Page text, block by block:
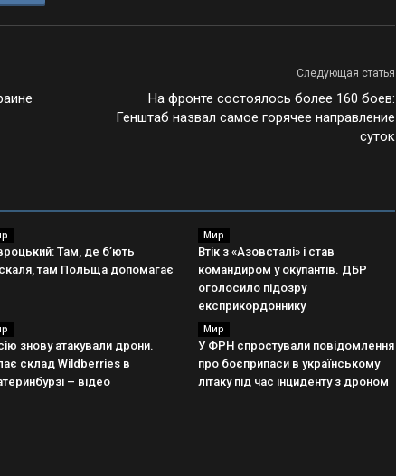
Следующая статья
На фронте состоялось более 160 боев:
Генштаб назвал самое горячее направление
суток
Там, де б’ють
там Польща допомагає
Мир
Втік з «Азовсталі» і став
командиром у окупантів. ДБР
оголосило підозру
експрикордоннику
знову атакували дрони.
склад Wildberries в
– відео
Мир
У ФРН спростували повідомлення
про боєприпаси в українському
літаку під час інциденту з дроном